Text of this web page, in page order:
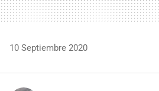
10 Septiembre 2020